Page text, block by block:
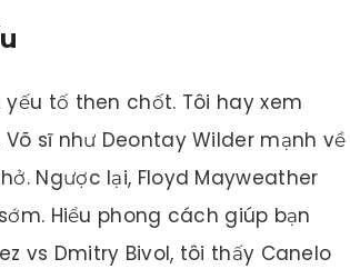
tố then chốt. Tôi hay xem
sĩ như Deontay Wilder mạnh về
Ngược lại, Floyd Mayweather
Hiểu phong cách giúp bạn
vs Dmitry Bivol, tôi thấy Canelo